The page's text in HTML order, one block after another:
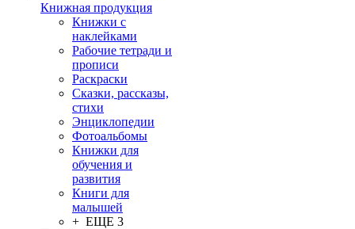
Книжная продукция
Книжки с
наклейками
Рабочие тетради и
прописи
Раскраски
Сказки, рассказы,
стихи
Энциклопедии
Фотоальбомы
Книжки для
обучения и
развития
Книги для
малышей
+ ЕЩЕ 3